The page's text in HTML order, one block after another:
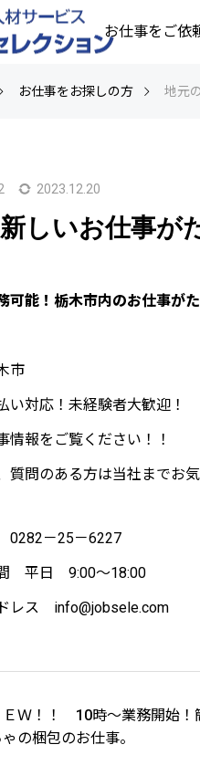
お仕事をご依
お仕事をお探しの方 地元
2023.12.20
しいお仕事が
可能！栃木市内のお仕事が
市
い対応！未経験者大歓迎！
情報をご覧ください！！
質問のある方は当社までお
－25－6227
平日 9:00～18:00
レス info@jobsele.com
ＥＷ！！ 10時～業務開始！
ゃの梱包のお仕事。